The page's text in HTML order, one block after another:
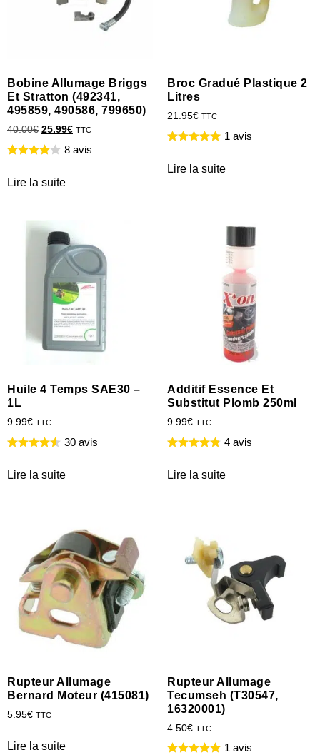
Bobine Allumage Briggs
Et Stratton (492341,
495859, 490586, 799650)
40.00€ 25.99€ TTC
8 avis
Lire la suite
Broc Gradué Plastique 2
Litres
21.95€ TTC
1 avis
Lire la suite
Huile 4 Temps SAE30 –
1L
9.99€ TTC
30 avis
Lire la suite
Additif Essence Et
Substitut Plomb 250ml
9.99€ TTC
4 avis
Lire la suite
Rupteur Allumage
Bernard Moteur (415081)
5.95€ TTC
Lire la suite
Rupteur Allumage
Tecumseh (T30547,
16320001)
4.50€ TTC
1 avis